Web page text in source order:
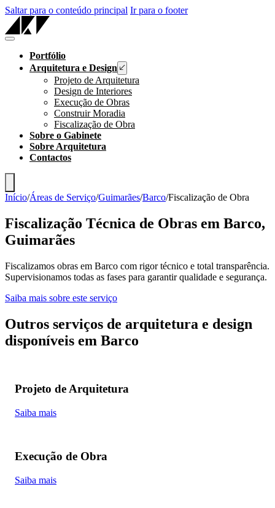
Saltar para o conteúdo principal Ir para o footer
Portfólio
Arquitetura e Design
Projeto de Arquitetura
Design de Interiores
Execução de Obras
Construir Moradia
Fiscalização de Obra
Sobre o Gabinete
Sobre Arquitetura
Contactos
Início/Áreas de Serviço/Guimarães/Barco/Fiscalização de Obra
Fiscalização Técnica de Obras em Barco,
Guimarães
Fiscalizamos obras em Barco com rigor técnico e total transparência.
Supervisionamos todas as fases para garantir qualidade e segurança.
Saiba mais sobre este serviço
Outros serviços de arquitetura e design
disponíveis em Barco
Projeto de Arquitetura
Saiba mais
Execução de Obra
Saiba mais